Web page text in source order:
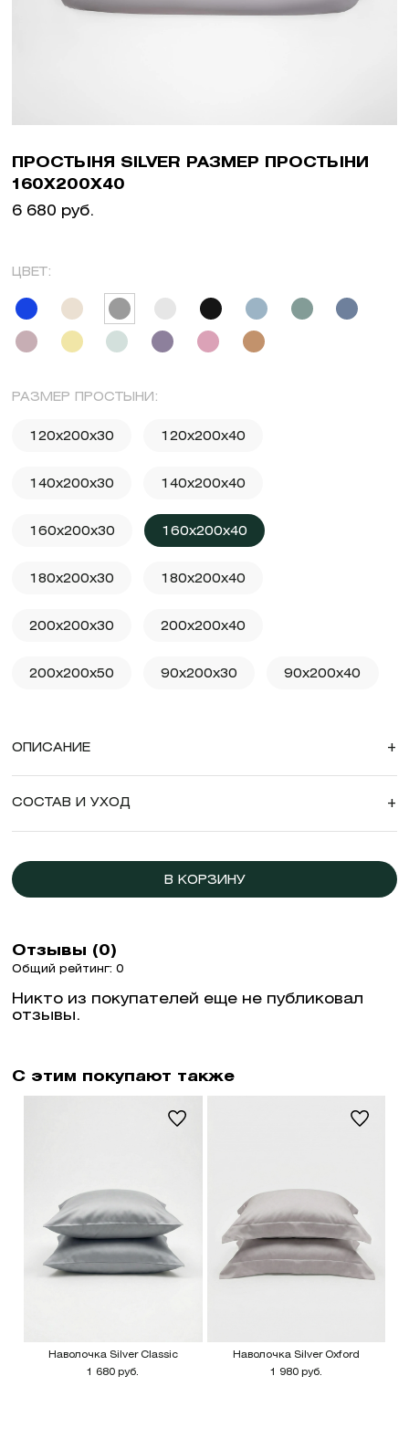
ПРОСТЫНЯ SILVER РАЗМЕР ПРОСТЫНИ
160X200X40
6 680 руб.
ЦВЕТ:
РАЗМЕР ПРОСТЫНИ:
120x200x30 120x200x40
140x200x30 140x200x40
160x200x30 160x200x40
180x200x30 180x200x40
200x200x30 200x200x40
200x200x50 90x200x30 90x200x40
ОПИСАНИЕ +
СОСТАВ И УХОД +
В КОРЗИНУ
Отзывы (0)
Общий рейтинг: 0
Никто из покупателей еще не публиковал
отзывы.
С этим покупают также
Наволочка Silver Classic
1 680 руб.
Наволочка Silver Oxford
1 980 руб.
X
заказ
ПОДПИСАТЬСЯ
на обработку персональных данных